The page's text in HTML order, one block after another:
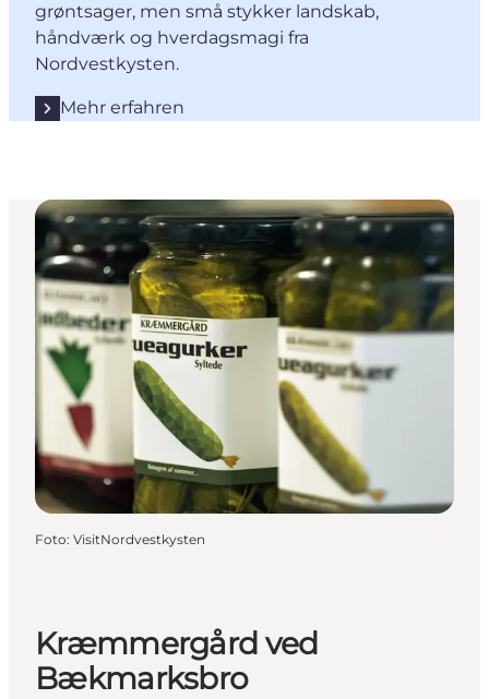
grøntsager, men små stykker landskab,
håndværk og hverdagsmagi fra
Nordvestkysten.
Mehr erfahren
Foto: VisitNordvestkysten
Kræmmergård ved
Bækmarksbro